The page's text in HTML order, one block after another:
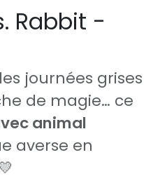
Rabbit -
journées grises
de magie… ce
animal
averse en